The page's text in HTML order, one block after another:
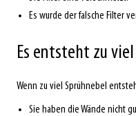
Es wurde der falsche Filter
Es entsteht zu
Wenn zu viel Sprühnebel
Sie haben die Wände nicht